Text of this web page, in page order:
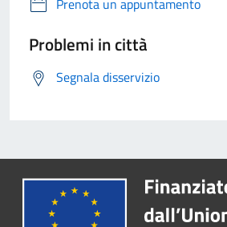
Prenota un appuntamento
Problemi in città
Segnala disservizio